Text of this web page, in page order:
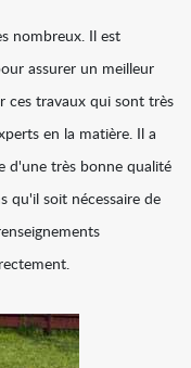
nombreux. Il est
assurer un meilleur
ces travaux qui sont très
en la matière. Il a
d'une très bonne qualité
qu'il soit nécessaire de